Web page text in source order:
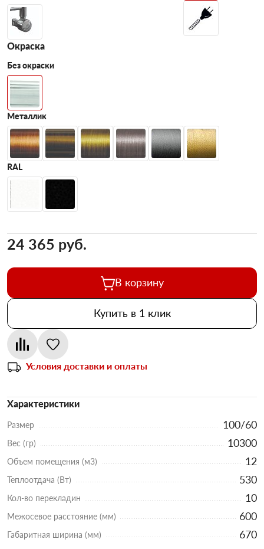
Окраска
Без окраски
Металлик
RAL
24 365 pуб.
В корзину
Купить в 1 клик
Условия доставки и оплаты
Характеристики
Размер 100/60
Вес (гр) 10300
Объем помещения (м3) 12
Теплоотдача (Вт) 530
Кол-во перекладин 10
Межосевое расстояние (мм) 600
Габаритная ширина (мм) 670